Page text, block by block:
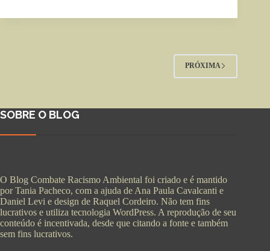
PRÓXIMA
SOBRE O BLOG
O Blog Combate Racismo Ambiental foi criado e é mantido
por Tania Pacheco, com a ajuda de Ana Paula Cavalcanti e
Daniel Levi e design de Raquel Cordeiro. Não tem fins
lucrativos e utiliza tecnologia WordPress. A reprodução de seu
conteúdo é incentivada, desde que citando a fonte e também
sem fins lucrativos.